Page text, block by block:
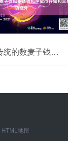
除了传统的数麦子钱包多链钱包字货币存储和交易功能外
HTML地图